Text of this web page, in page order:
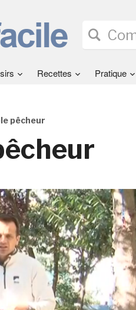
Recettes Pratique
pêcheur